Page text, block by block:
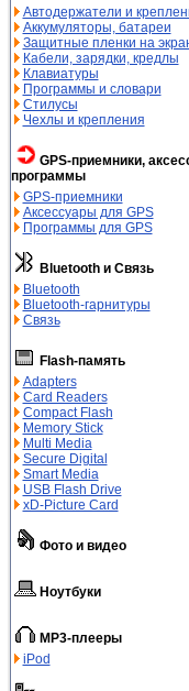
Автодержатели и
Аккумуляторы, батареи
Защитные пленки на
Кабели, зарядки, кредлы
Клавиатуры
Программы и словари
Стилусы
Чехлы и крепления
GPS-приемники,
программы
GPS-приемники
Аксессуары для GPS
Программы для GPS
Bluetooth и Связь
Bluetooth
Bluetooth-гарнитуры
Связь
Flash-память
Adapters
Card Readers
Compact Flash
Memory Stick
Multi Media
Secure Digital
Smart Media
USB Flash Drive
xD-Picture Card
Фото и видео
Ноутбуки
MP3-плееры
iPod